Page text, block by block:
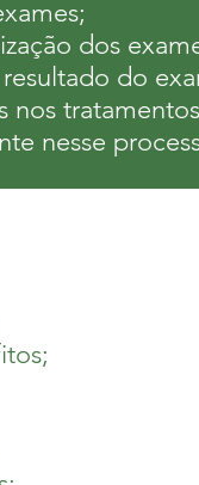
dos
do
nos
nesse